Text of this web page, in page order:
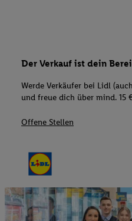
Der Verkauf ist dein
Werde Verkäufer bei Lidl
und freue dich über mind. 15
Offene Stellen